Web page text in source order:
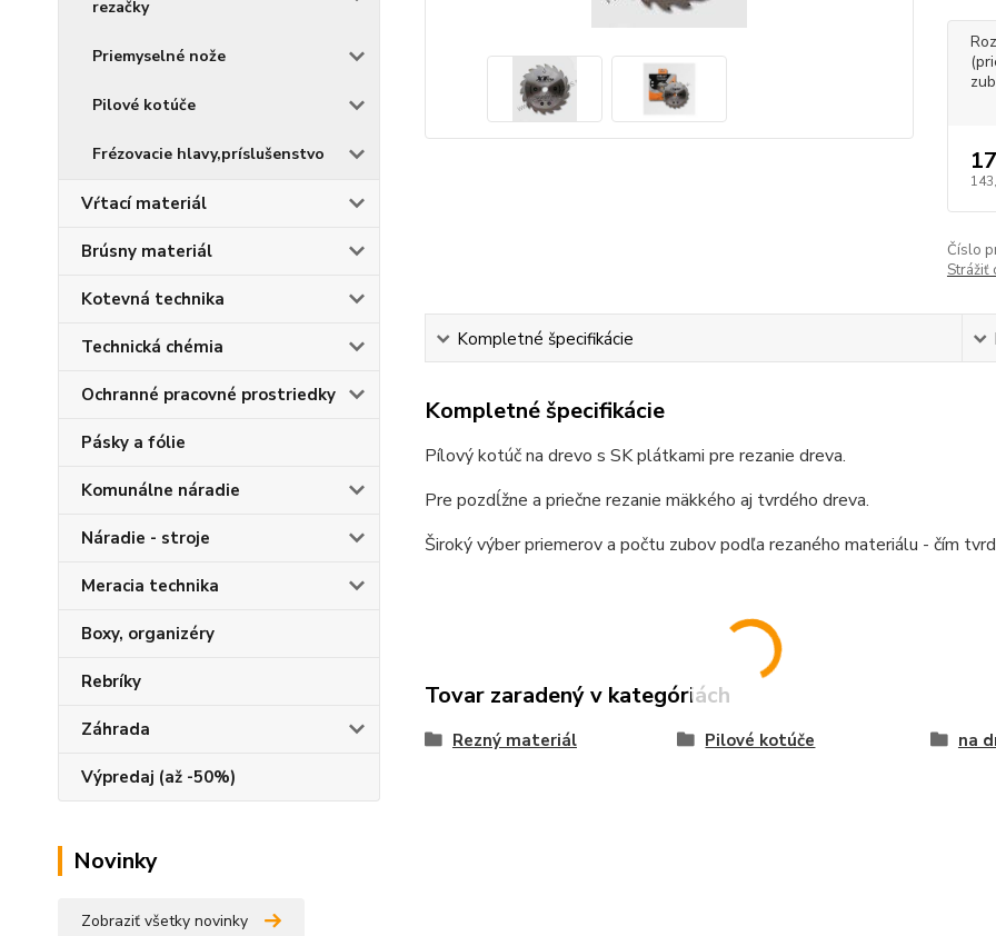
rezačky
Priemyselné nože
Pilové kotúče
Frézovacie hlavy,príslušenstvo
Vŕtací materiál
Brúsny materiál
Kotevná technika
Technická chémia
Ochranné pracovné prostriedky
Pásky a fólie
Komunálne náradie
Náradie - stroje
Meracia technika
Boxy, organizéry
Rebríky
Záhrada
Výpredaj (až -50%)
Novinky
Zobraziť všetky novinky
Číslo
Strážiť
Kompletné špecifikácie
Kompletné špecifikácie
Pílový kotúč na drevo s SK plátkami pre rezanie dreva.
Pre pozdĺžne a priečne rezanie mäkkého aj tvrdého dreva.
Široký výber priemerov a počtu zubov podľa rezaného materiálu - čím
Tovar zaradený v kategóriách
Rezný materiál Pilové kotúče na